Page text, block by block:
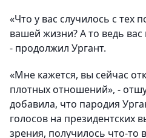
«Что у вас случилось с тех
вашей жизни? А то ведь
- продолжил Ургант.
«Мне кажется, вы сейчас
плотных отношений», -
добавила, что пародия
голосов на президентских
зрения, получилось что-то